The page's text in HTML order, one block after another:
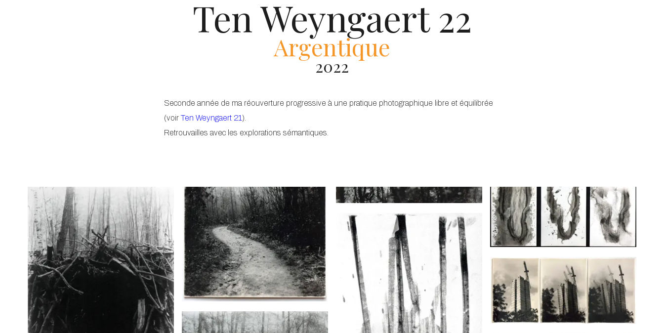
Ten Weyngaert 22
Argentique
2022
Seconde année de ma réouverture progressive à une pratique photographique libre et équilibrée
(voir Ten Weyngaert 21).
Retrouvailles avec les explorations sémantiques.